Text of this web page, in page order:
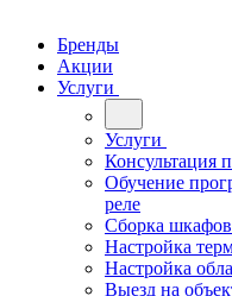
Бренды
Акции
Услуги
Услуги
Консультация
Обучение
реле
Сборка
Настройка
Настройка
Выезд на